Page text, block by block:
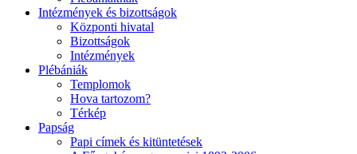
Intézmények és bizottságok
Központi hivatal
Bizottságok
Intézmények
Plébániák
Templomok
Hova tartozom?
Térkép
Papság
Papi címek és kitüntetések